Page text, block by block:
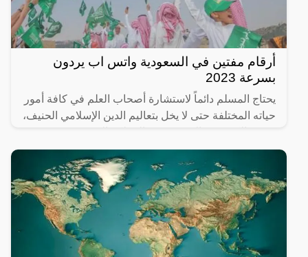
أرقام مفتين في السعودية واتس اب يردون
بسرعة 2023
يحتاج المسلم دائماً لاستشارة أصحاب العلم في كافة أمور
حياته المختلفة حتى لا يخل بتعاليم الدين الإسلامي الحنيف،